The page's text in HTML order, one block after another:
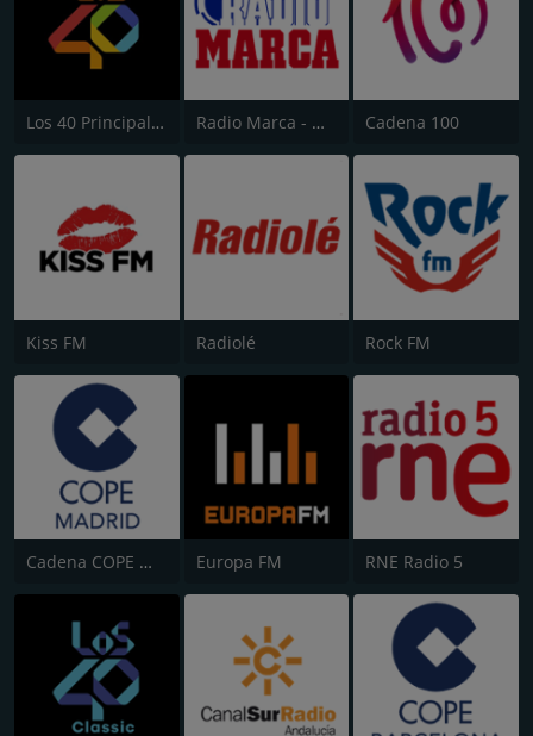
Los 40 Principales Radio Marca - Nacional Cadena 100
Kiss FM Radiolé Rock FM
Cadena COPE Madrid Europa FM RNE Radio 5